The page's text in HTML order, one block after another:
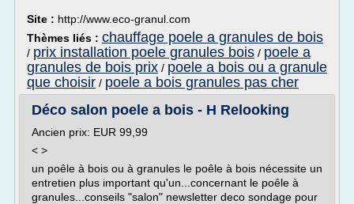
Site : http://www.eco-granul.com
Thèmes liés : chauffage poele a granules de bois
/ prix installation poele granules bois / poele a
granules de bois prix / poele a bois ou a granule
que choisir / poele a bois granules pas cher
Déco salon poele a bois - H Relooking
Ancien prix: EUR 99,99
< >
un poêle à bois ou à granules le poêle à bois nécessite un
entretien plus important qu'un...concernant le poêle à
granules...conseils "salon" newsletter deco sondage pour